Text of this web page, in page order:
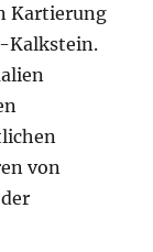
Kartierung
Kalkstein.
von